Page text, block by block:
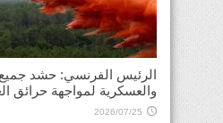
الرئيس الفرنسي: حشد جميع
والعسكرية لمواجهة حرائق
2026/07/25